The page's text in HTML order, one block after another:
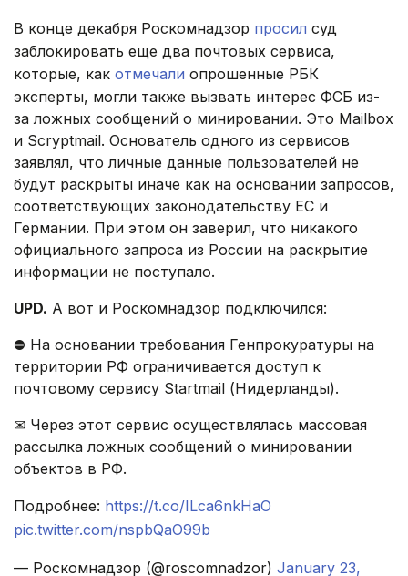
В конце декабря Роскомнадзор просил суд
заблокировать еще два почтовых сервиса,
которые, как отмечали опрошенные РБК
эксперты, могли также вызвать интерес ФСБ из-
за ложных сообщений о минировании. Это Mailbox
и Scryptmail. Основатель одного из сервисов
заявлял, что личные данные пользователей не
будут раскрыты иначе как на основании запросов,
соответствующих законодательству ЕС и
Германии. При этом он заверил, что никакого
официального запроса из России на раскрытие
информации не поступало.
UPD. А вот и Роскомнадзор подключился:
⛔ На основании требования Генпрокуратуры на
территории РФ ограничивается доступ к
почтовому сервису Startmail (Нидерланды).
✉ Через этот сервис осуществлялась массовая
рассылка ложных сообщений о минировании
объектов в РФ.
Подробнее: https://t.co/ILca6nkHaO
pic.twitter.com/nspbQaO99b
— Роскомнадзор (@roscomnadzor) January 23,